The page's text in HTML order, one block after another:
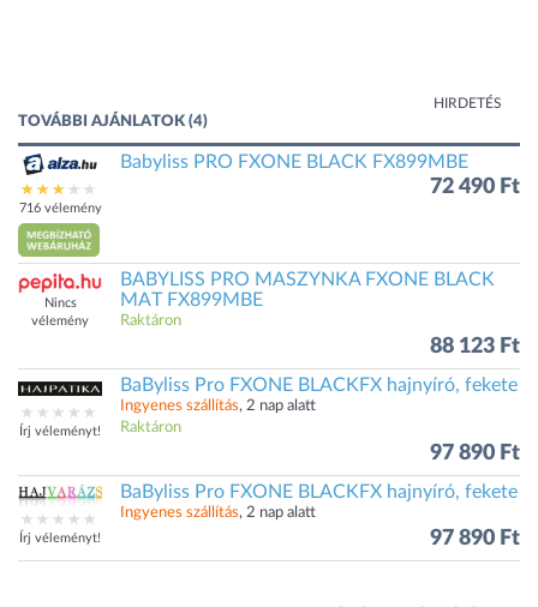
HIRDETÉS
TOVÁBBI AJÁNLATOK (4)
716 vélemény
Babyliss PRO FXONE BLACK FX899MBE
72 490 Ft
Nincs
vélemény
BABYLISS PRO MASZYNKA FXONE BLACK
MAT FX899MBE
Raktáron
88 123 Ft
Írj véleményt!
BaByliss Pro FXONE BLACKFX hajnyíró, fekete
Ingyenes szállítás, 2 nap alatt
Raktáron
97 890 Ft
Írj véleményt!
BaByliss Pro FXONE BLACKFX hajnyíró, fekete
Ingyenes szállítás, 2 nap alatt
97 890 Ft